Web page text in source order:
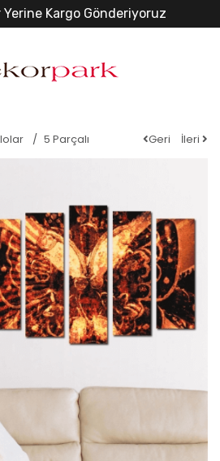
Kargo Gönderiyoruz
5 Parçalı Geri İleri